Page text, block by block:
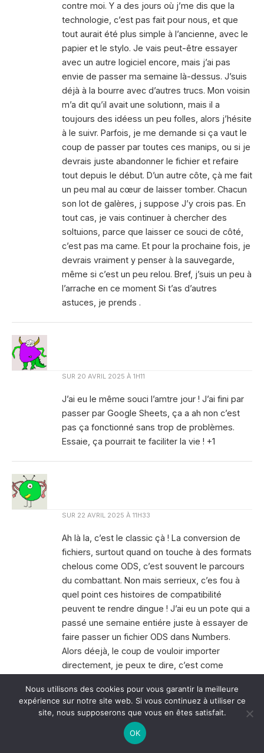
contre moi. Y a des jours où j’me dis que la
technologie, c’est pas fait pour nous, et que
tout aurait été plus simple à l’ancienne, avec le
papier et le stylo. Je vais peut-être essayer
avec un autre logiciel encore, mais j’ai pas
envie de passer ma semaine là-dessus. J’suis
déjà à la bourre avec d’autres trucs. Mon voisin
m’a dit qu’il avait une solutionn, mais il a
toujours des idéess un peu folles, alors j’hésite
à le suivr. Parfois, je me demande si ça vaut le
coup de passer par toutes ces manips, ou si je
devrais juste abandonner le fichier et refaire
tout depuis le début. D’un autre côte, çà me fait
un peu mal au cœur de laisser tomber. Chacun
son lot de galères, j suppose J’y crois pas. En
tout cas, je vais continuer à chercher des
soltuions, parce que laisser ce souci de côté,
c’est pas ma came. Et pour la prochaine fois, je
devrais vraiment y penser à la sauvegarde,
même si c’est un peu relou. Bref, j’suis un peu à
l’arrache en ce moment Si t’as d’autres
astuces, je prends .
SUR 20 AVRIL 2025 À 1H11
J’ai eu le même souci l’amtre jour ! J’ai fini par
passer par Google Sheets, ça a ah non c’est
pas ça fonctionné sans trop de problèmes.
Essaie, ça pourrait te faciliter la vie ! +1
SUR 22 AVRIL 2025 À 11H33
Ah là la, c’est le classic çà ! La conversion de
fichiers, surtout quand on touche à des formats
chelous come ODS, c’est souvent le parcours
du combattant. Non mais serrieux, c’es fou à
quel point ces histoires de compatibilité
peuvent te rendre dingue ! J’ai eu un pote qui a
passé une semaine entiére juste à essayer de
faire passer un fichier ODS dans Numbers.
Alors déejà, le coup de vouloir importer
directement, je peux te dire, c’est come
garage. Ça passe pas ! Les cellules qui partent
dans tous les sens, tu sais pas trop où elles
vont. C’est un peu comme quand tu fais une
brusque manœuvr en voiture et que tout le
Nous utilisons des cookies pour vous garantir la meilleure
expérience sur notre site web. Si vous continuez à utiliser ce
site, nous supposerons que vous en êtes satisfait.
OK